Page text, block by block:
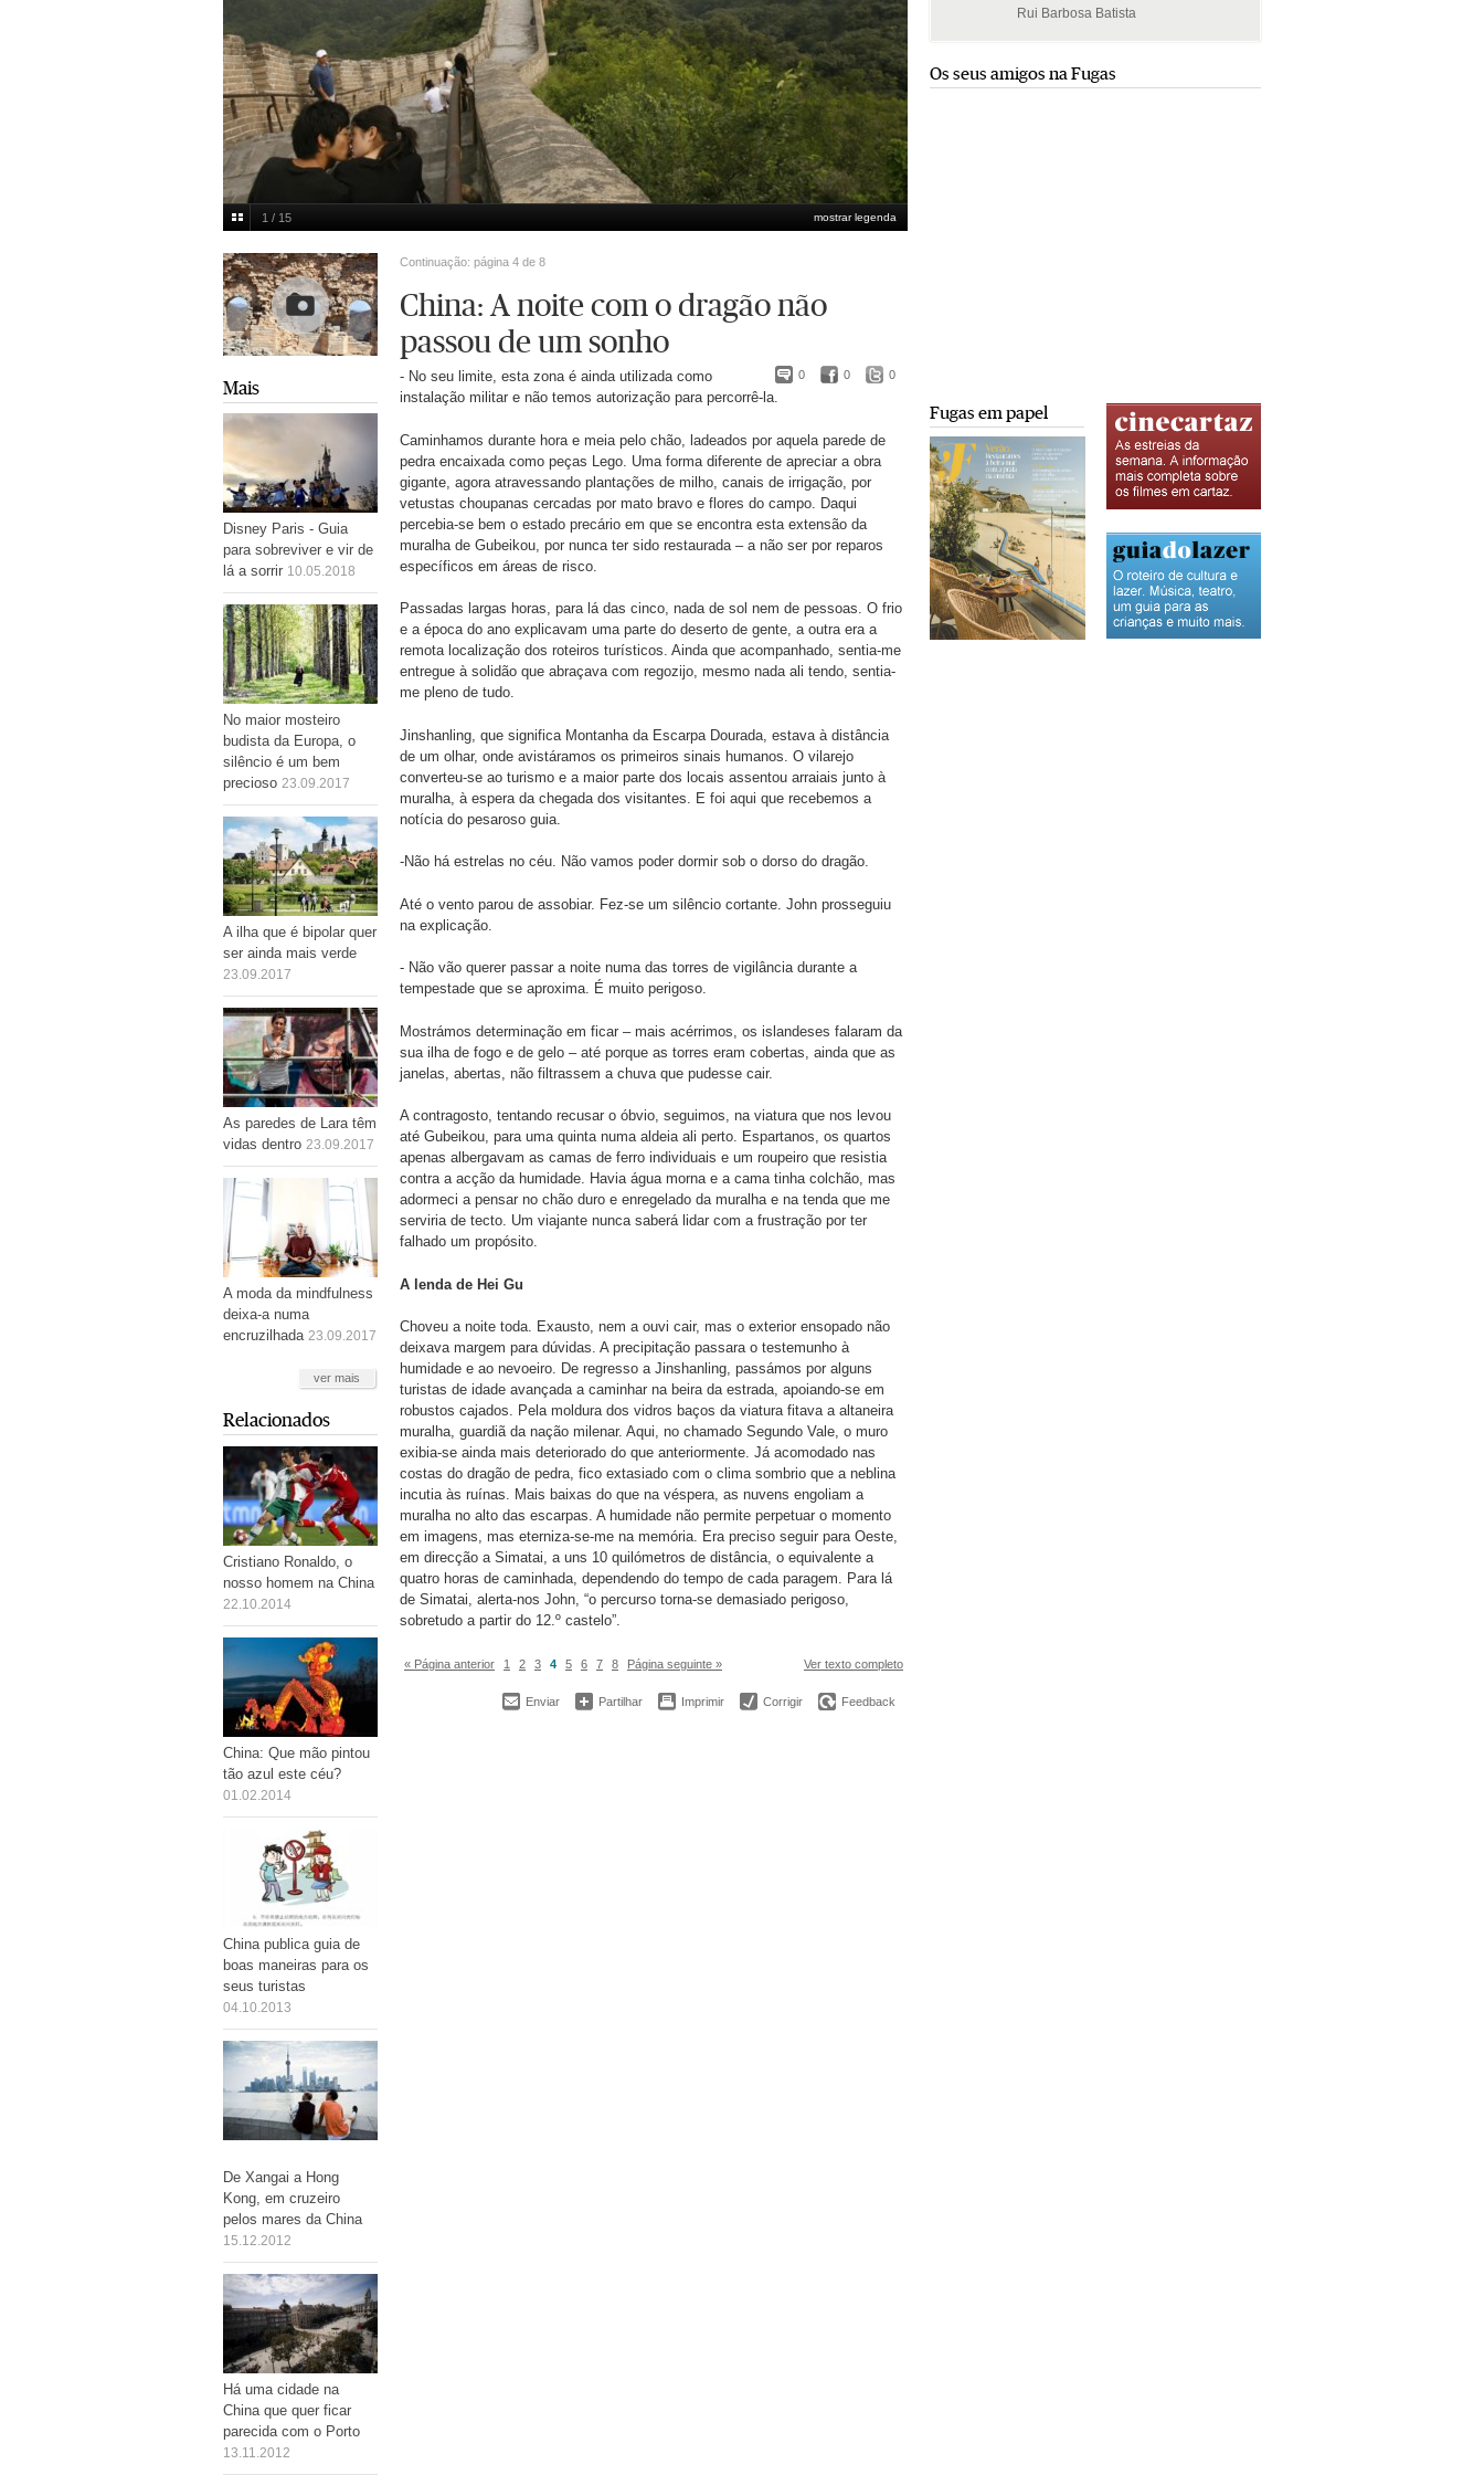
Gil Cohen Magen/Reuters
mostrar legenda
1 / 15
Multimedia
Mais
Disney Paris - Guia
para sobreviver e vir de
lá a sorrir 10.05.2018
No maior mosteiro
budista da Europa, o
silêncio é um bem
precioso 23.09.2017
A ilha que é bipolar quer
ser ainda mais verde
23.09.2017
As paredes de Lara têm
vidas dentro 23.09.2017
A moda da mindfulness
deixa-a numa
encruzilhada 23.09.2017
ver mais
Relacionados
Cristiano Ronaldo, o
nosso homem na China
22.10.2014
China: Que mão pintou
tão azul este céu?
01.02.2014
China publica guia de
boas maneiras para os
seus turistas
04.10.2013
De Xangai a Hong
Kong, em cruzeiro
pelos mares da China
15.12.2012
Há uma cidade na
China que quer ficar
parecida com o Porto
13.11.2012
Continuação: página 4 de 8
China: A noite com o dragão não
passou de um sonho
0 0 0
- No seu limite, esta zona é ainda utilizada como
instalação militar e não temos autorização para percorrê-la.
Caminhamos durante hora e meia pelo chão, ladeados por aquela parede de
pedra encaixada como peças Lego. Uma forma diferente de apreciar a obra
gigante, agora atravessando plantações de milho, canais de irrigação, por
vetustas choupanas cercadas por mato bravo e flores do campo. Daqui
percebia-se bem o estado precário em que se encontra esta extensão da
muralha de Gubeikou, por nunca ter sido restaurada – a não ser por reparos
específicos em áreas de risco.
Passadas largas horas, para lá das cinco, nada de sol nem de pessoas. O frio
e a época do ano explicavam uma parte do deserto de gente, a outra era a
remota localização dos roteiros turísticos. Ainda que acompanhado, sentia-me
entregue à solidão que abraçava com regozijo, mesmo nada ali tendo, sentia-
me pleno de tudo.
Jinshanling, que significa Montanha da Escarpa Dourada, estava à distância
de um olhar, onde avistáramos os primeiros sinais humanos. O vilarejo
converteu-se ao turismo e a maior parte dos locais assentou arraiais junto à
muralha, à espera da chegada dos visitantes. E foi aqui que recebemos a
notícia do pesaroso guia.
-Não há estrelas no céu. Não vamos poder dormir sob o dorso do dragão.
Até o vento parou de assobiar. Fez-se um silêncio cortante. John prosseguiu
na explicação.
- Não vão querer passar a noite numa das torres de vigilância durante a
tempestade que se aproxima. É muito perigoso.
Mostrámos determinação em ficar – mais acérrimos, os islandeses falaram da
sua ilha de fogo e de gelo – até porque as torres eram cobertas, ainda que as
janelas, abertas, não filtrassem a chuva que pudesse cair.
A contragosto, tentando recusar o óbvio, seguimos, na viatura que nos levou
até Gubeikou, para uma quinta numa aldeia ali perto. Espartanos, os quartos
apenas albergavam as camas de ferro individuais e um roupeiro que resistia
contra a acção da humidade. Havia água morna e a cama tinha colchão, mas
adormeci a pensar no chão duro e enregelado da muralha e na tenda que me
serviria de tecto. Um viajante nunca saberá lidar com a frustração por ter
falhado um propósito.
A lenda de Hei Gu
Choveu a noite toda. Exausto, nem a ouvi cair, mas o exterior ensopado não
deixava margem para dúvidas. A precipitação passara o testemunho à
humidade e ao nevoeiro. De regresso a Jinshanling, passámos por alguns
turistas de idade avançada a caminhar na beira da estrada, apoiando-se em
robustos cajados. Pela moldura dos vidros baços da viatura fitava a altaneira
muralha, guardiã da nação milenar. Aqui, no chamado Segundo Vale, o muro
exibia-se ainda mais deteriorado do que anteriormente. Já acomodado nas
costas do dragão de pedra, fico extasiado com o clima sombrio que a neblina
incutia às ruínas. Mais baixas do que na véspera, as nuvens engoliam a
muralha no alto das escarpas. A humidade não permite perpetuar o momento
em imagens, mas eterniza-se-me na memória. Era preciso seguir para Oeste,
em direcção a Simatai, a uns 10 quilómetros de distância, o equivalente a
quatro horas de caminhada, dependendo do tempo de cada paragem. Para lá
de Simatai, alerta-nos John, “o percurso torna-se demasiado perigoso,
sobretudo a partir do 12.º castelo”.
« Página anterior 1 2 3 4 5 6 7 8 Página seguinte » Ver texto completo
Enviar Partilhar Imprimir Corrigir Feedback
Rui Barbosa Batista
Os seus amigos na Fugas
Fugas em papel